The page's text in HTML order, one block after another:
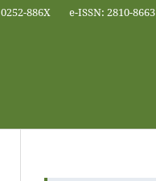
886X e-ISSN: 2810-8663